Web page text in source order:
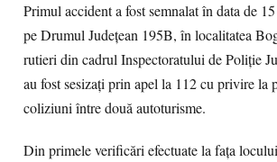
Primul accident a fost semnalat în data de
pe Drumul Județean 195B, în localitatea
rutieri din cadrul Inspectoratului de Poliție
au fost sesizați prin apel la 112 cu privire la
coliziuni între două autoturisme.
Din primele verificări efectuate la fața